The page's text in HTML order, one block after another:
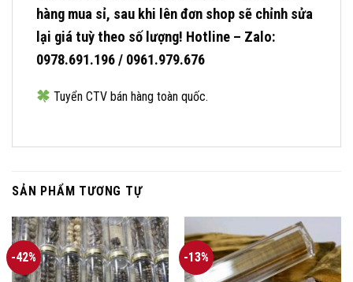
hàng mua sỉ, sau khi lên đơn shop sẽ chỉnh sửa
lại giá tuỳ theo số lượng! Hotline – Zalo:
0978.691.196 / 0961.979.676
Tuyển CTV bán hàng toàn quốc.
SẢN PHẨM TƯƠNG TỰ
-42% -13%